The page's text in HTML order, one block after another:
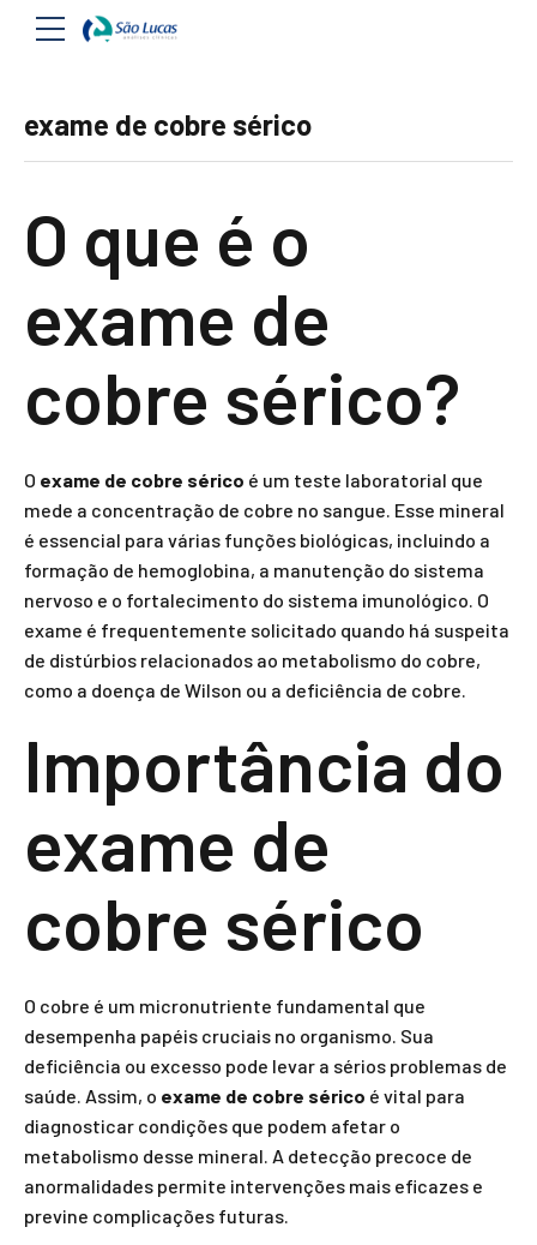
exame de cobre sérico
O que é o
exame de
cobre sérico?
O exame de cobre sérico é um teste laboratorial que
mede a concentração de cobre no sangue. Esse mineral
é essencial para várias funções biológicas, incluindo a
formação de hemoglobina, a manutenção do sistema
nervoso e o fortalecimento do sistema imunológico. O
exame é frequentemente solicitado quando há suspeita
de distúrbios relacionados ao metabolismo do cobre,
como a doença de Wilson ou a deficiência de cobre.
Importância do
exame de
cobre sérico
O cobre é um micronutriente fundamental que
desempenha papéis cruciais no organismo. Sua
deficiência ou excesso pode levar a sérios problemas de
saúde. Assim, o exame de cobre sérico é vital para
diagnosticar condições que podem afetar o
metabolismo desse mineral. A detecção precoce de
anormalidades permite intervenções mais eficazes e
previne complicações futuras.